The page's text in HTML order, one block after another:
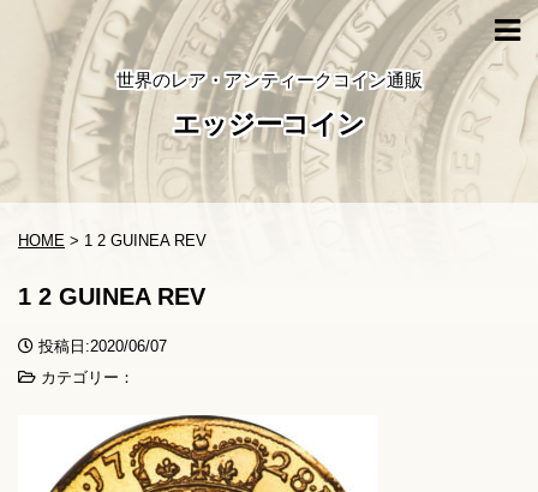
世界のレア・アンティークコイン通販
エッジーコイン
HOME > 1 2 GUINEA REV
1 2 GUINEA REV
投稿日:2020/06/07
カテゴリー：